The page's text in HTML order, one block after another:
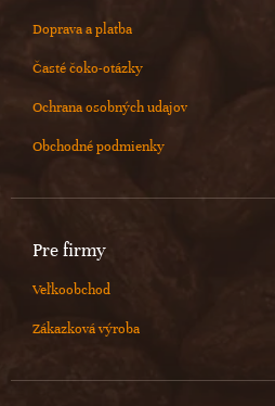
Doprava a platba
Časté čoko-otázky
Ochrana osobných udajov
Obchodné podmienky
Pre firmy
Veľkoobchod
Zákazková výroba